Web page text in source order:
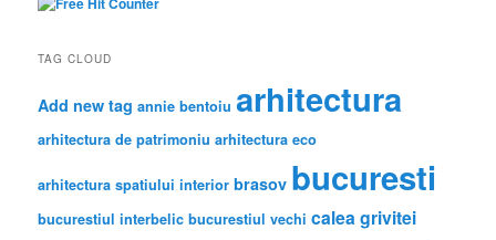
h
TAG CLOUD
Add new tag annie bentoiu arhitectura
arhitectura de patrimoniu arhitectura eco
arhitectura spatiului interior brasov bucuresti
bucurestiul interbelic bucurestiul vechi calea grivitei